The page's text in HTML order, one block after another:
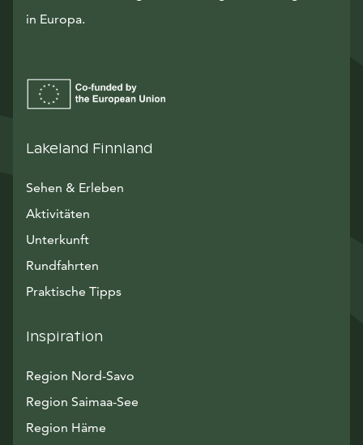
in Europa.
Lakeland Finnland
Sehen & Erleben
Aktivitäten
Unterkunft
Rundfahrten
Praktische Tipps
Inspiration
Region Nord-Savo
Region Saimaa-See
Region Häme